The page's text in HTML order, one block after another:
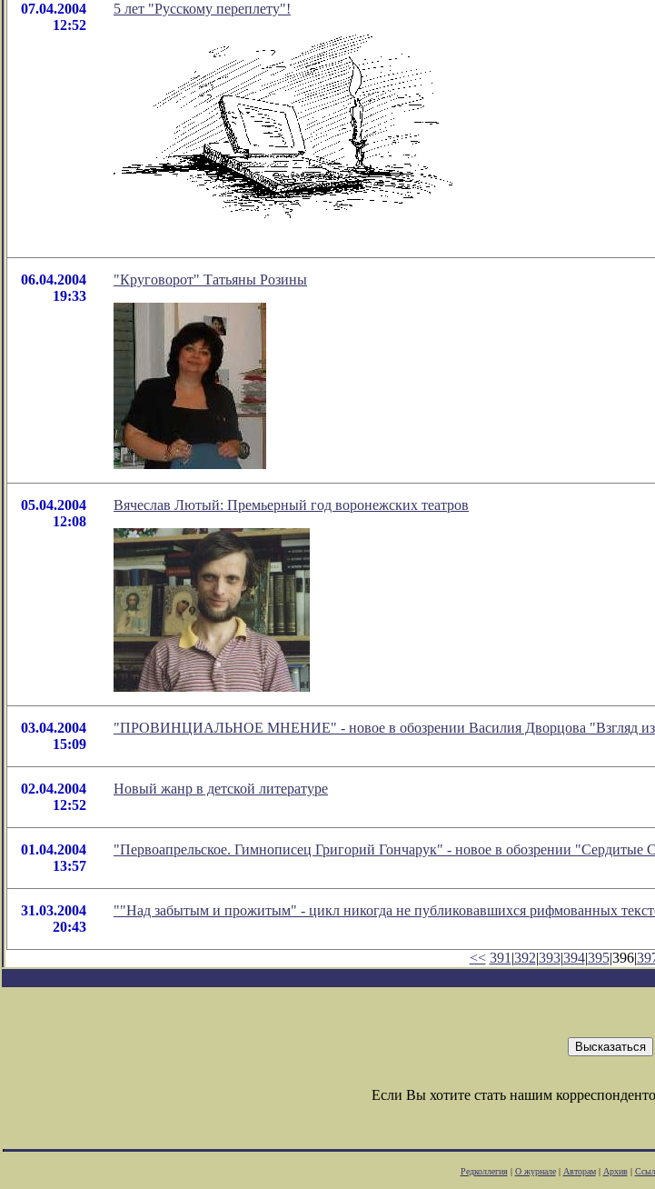
07.04.2004
12:52
5 лет "Русскому переплету"!
06.04.2004
19:33
"Круговорот" Татьяны Розины
05.04.2004
12:08
Вячеслав Лютый: Премьерный год воронежских театров
03.04.2004
15:09
"ПРОВИНЦИАЛЬНОЕ МНЕНИЕ" - новое в обозрении Василия Дворцова "Взгляд
02.04.2004
12:52
Новый жанр в детской литературе
01.04.2004
13:57
"Первоапрельское. Гимнописец Григорий Гончарук" - новое в обозрении "Сердитые
31.03.2004
20:43
""Над забытым и прожитым" - цикл никогда не публиковавшихся рифмованных
<< 391 |392|393|394|395|396|
Если Вы хотите стать нашим
Редколлегия| О журнале| Авторам| Архив|